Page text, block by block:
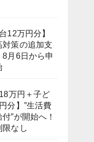
12万円分】
対策の追加支
8月6日から申
18万円＋子ど
分】”生活費
”が開始へ！
限なし